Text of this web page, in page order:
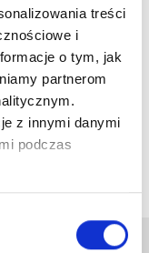
treści
i
o tym, jak
partnerom
z innymi danymi
podczas